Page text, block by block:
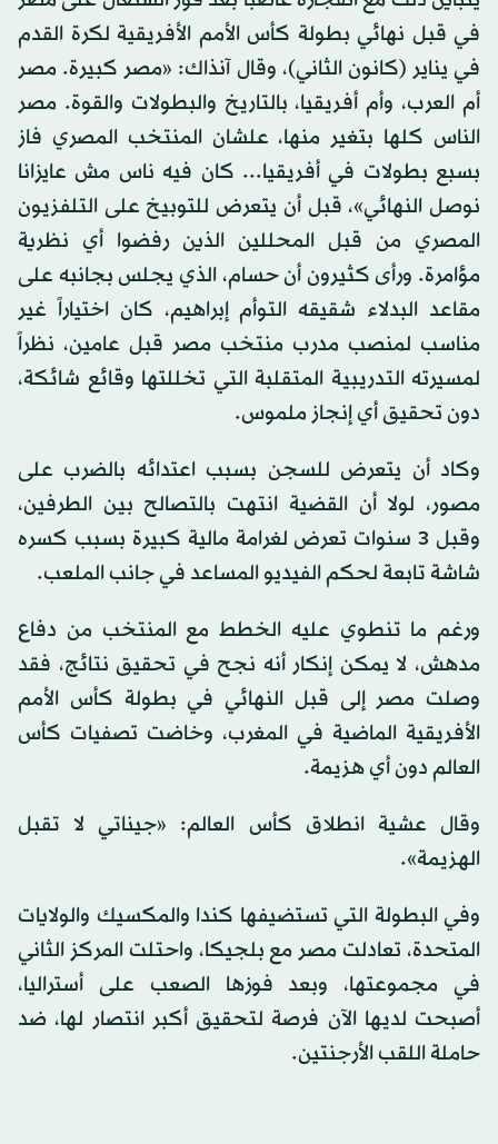
في قبل نهائي بطولة كأس الأمم الأفريقية لكرة القدم
في يناير (كانون الثاني)، وقال آنذاك: «مصر كبيرة. مصر
أم العرب، وأم أفريقيا، بالتاريخ والبطولات والقوة. مصر
الناس كلها بتغير منها، علشان المنتخب المصري فاز
بسبع بطولات في أفريقيا... كان فيه ناس مش عايزانا
نوصل النهائي»، قبل أن يتعرض للتوبيخ على التلفزيون
المصري من قبل المحللين الذين رفضوا أي نظرية
مؤامرة. ورأى كثيرون أن حسام، الذي يجلس بجانبه على
مقاعد البدلاء شقيقه التوأم إبراهيم، كان اختياراً غير
مناسب لمنصب مدرب منتخب مصر قبل عامين، نظراً
لمسيرته التدريبية المتقلبة التي تخللتها وقائع شائكة،
دون تحقيق أي إنجاز ملموس.
وكاد أن يتعرض للسجن بسبب اعتدائه بالضرب على
مصور، لولا أن القضية انتهت بالتصالح بين الطرفين،
وقبل 3 سنوات تعرض لغرامة مالية كبيرة بسبب كسره
شاشة تابعة لحكم الفيديو المساعد في جانب الملعب.
ورغم ما تنطوي عليه الخطط مع المنتخب من دفاع
مدهش، لا يمكن إنكار أنه نجح في تحقيق نتائج، فقد
وصلت مصر إلى قبل النهائي في بطولة كأس الأمم
الأفريقية الماضية في المغرب، وخاضت تصفيات كأس
العالم دون أي هزيمة.
وقال عشية انطلاق كأس العالم: «جيناتي لا تقبل
الهزيمة».
وفي البطولة التي تستضيفها كندا والمكسيك والولايات
المتحدة، تعادلت مصر مع بلجيكا، واحتلت المركز الثاني
في مجموعتها، وبعد فوزها الصعب على أستراليا،
أصبحت لديها الآن فرصة لتحقيق أكبر انتصار لها، ضد
حاملة اللقب الأرجنتين.